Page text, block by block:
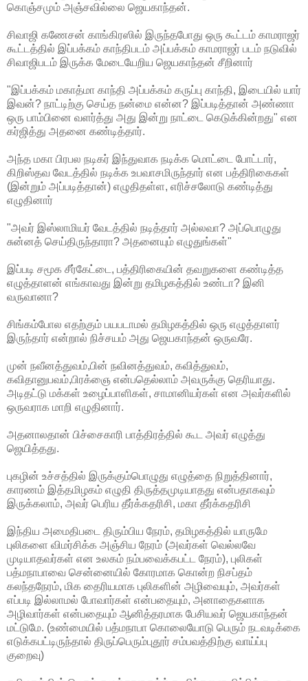
கொஞ்சமும் அஞ்சவில்லை ஜெயகாந்தன்.
சிவாஜி கணேசன் காங்கிரஸில் இருந்தபோது ஒரு கூட்டம் காமராஜர்
கூட்டத்தில் இப்பக்கம் காந்திபடம் அப்பக்கம் காமராஜர் படம் நடுவில்
சிவாஜிபடம் இருக்க மேடையேறிய ஜெயகாந்தன் சீறினார்
"இப்பக்கம் மகாத்மா காந்தி அப்பக்கம் கருப்பு காந்தி, இடையில் யார்
இவன்? நாட்டிற்கு செய்த நன்மை என்ன? இப்படித்தான் அண்ணா
ஒரு பாம்பினை வளர்த்து அது இன்று நாட்டை கெடுக்கின்றது" என
கர்ஜித்து அதனை கண்டித்தார்.
அந்த மகா பிரபல நடிகர் இந்துவாக நடிக்க மொட்டை போட்டார்,
கிறிஸ்தவ வேடத்தில் நடிக்க உபவாசமிருந்தார் என பத்திரிகைகள்
(இன்றும் அப்படித்தான்) எழுதிதள்ள, எரிச்சலோடு கண்டித்து
எழுதினார்
"அவர் இஸ்லாமியர் வேடத்தில் நடித்தார் அல்லவா? அப்பொழுது
சுன்னத் செய்திருந்தாரா? அதனையும் எழுதுங்கள்"
இப்படி சமூக சீர்கேட்டை, பத்திரிகையின் தவறுகளை கண்டித்த
எழுத்தாளன் எங்காவது இன்று தமிழகத்தில் உண்டா? இனி
வருவானா?
சிங்கம்போல எதற்கும் பயபடாமல் தமிழகத்தில் ஒரு எழுத்தாளர்
இருந்தார் என்றால் நிச்சயம் அது ஜெயகாந்தன் ஒருவரே.
முன் நவீனத்துவம்,பின் நவினத்துவம், கவித்துவம்,
கவிதானுபவம்,பிரக்ஞை என்பதெல்லாம் அவருக்கு தெரியாது.
அடிதட்டு மக்கள் உழைப்பாளிகள், சாமானியர்கள் என அவர்களில்
ஒருவராக மாறி எழுதினார்.
அதனாலதான் பிச்சைகாரி பாத்திரத்தில் கூட அவர் எழுத்து
ஜெயித்தது.
புகழின் உச்சத்தில் இருக்கும்பொழுது எழுத்தை நிறுத்தினார்,
காரணம் இத்தமிழகம் எழுதி திருத்தமுடியாதது என்பதாகவும்
இருக்கலாம், அவர் பெரிய தீர்க்கதரிசி, மகா தீர்க்கதரிசி
இந்திய அமைதிபடை திரும்பிய நேரம், தமிழகத்தில் யாருமே
புலிகளை விமர்சிக்க அஞ்சிய நேரம் (அவர்கள் வெல்லவே
முடியாதவர்கள் என உலகம் நம்பவைக்கபட்ட நேரம்), புலிகள்
பத்மநாபாவை சென்னையில் கோரமாக கொன்ற நிசப்தம்
கலந்தநேரம், மிக தைரியமாக புலிகளின் அழிவையும், அவர்கள்
எப்படி இல்லாமல் போவார்கள் என்பதையும், அனாதைகளாக
அழிவார்கள் என்பதையும் ஆனித்தரமாக பேசியவர் ஜெயகாந்தன்
மட்டுமே. (உண்மையில் பத்மநாபா கொலையோடு பெரும் நடவடிக்கை
எடுக்கபட்டிருந்தால் திருப்பெரும்புதூர் சம்பவத்திற்கு வாய்ப்பு
குறைவு)